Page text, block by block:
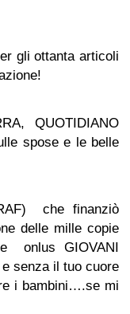
gli ottanta articoli
QUOTIDIANO
spose e le belle
che finanziò
delle mille copie
onlus GIOVANI
senza il tuo cuore
i bambini….se mi